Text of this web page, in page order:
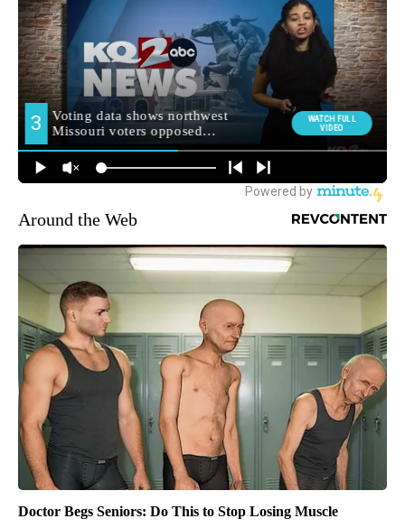
Around the Web
Doctor Begs Seniors: Do This to Stop Losing Muscle